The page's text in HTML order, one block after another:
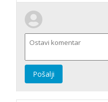
Pošalji